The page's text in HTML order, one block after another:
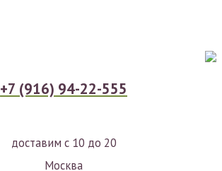
+7 (916) 94-22-555
доставим с 10 до 20
Москва